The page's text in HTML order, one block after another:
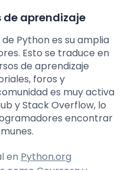
aprendizaje
Python es su amplia
Esto se traduce en
de aprendizaje
foros y
es muy activa
y Stack Overflow, lo
encontrar
en Python.org